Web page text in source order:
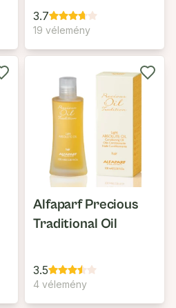
Leave-In
Conditioner
3.7
19 vélemény
Alfaparf Precious
Traditional Oil
3.5
4 vélemény